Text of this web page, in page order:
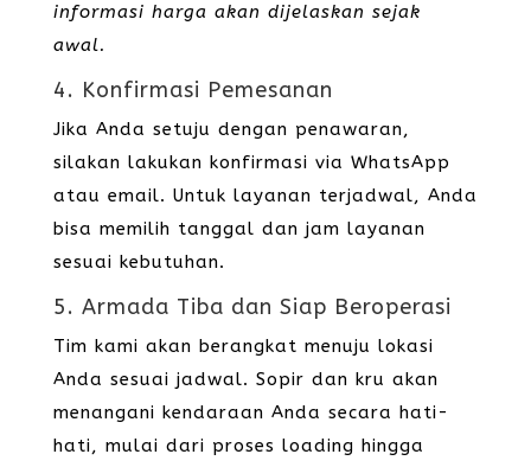
informasi harga akan dijelaskan sejak
awal.
4. Konfirmasi Pemesanan
Jika Anda setuju dengan penawaran,
silakan lakukan konfirmasi via WhatsApp
atau email. Untuk layanan terjadwal, Anda
bisa memilih tanggal dan jam layanan
sesuai kebutuhan.
5. Armada Tiba dan Siap Beroperasi
Tim kami akan berangkat menuju lokasi
Anda sesuai jadwal. Sopir dan kru akan
menangani kendaraan Anda secara hati-
hati, mulai dari proses loading hingga